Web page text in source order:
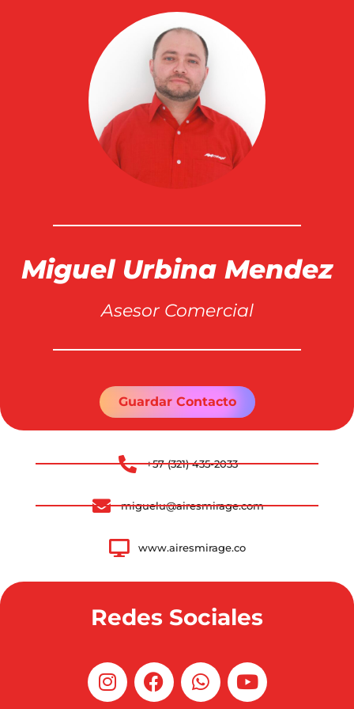
Miguel Urbina Mendez
Asesor Comercial
Guardar Contacto
‪+57 (321) 435-2033
miguelu@airesmirage.com
www.airesmirage.co
Redes Sociales